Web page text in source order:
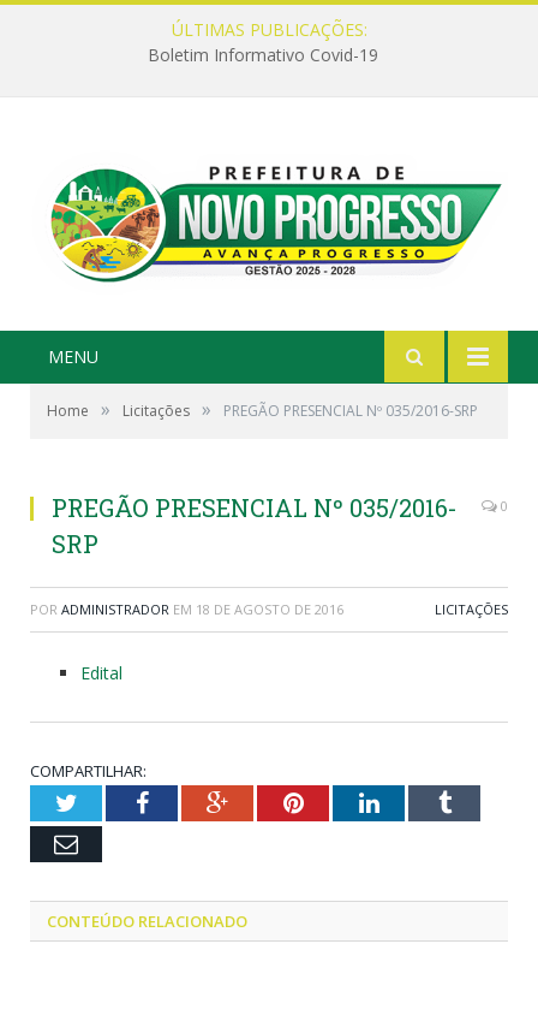
ÚLTIMAS PUBLICAÇÕES:
Boletim Informativo Covid-19
MENU
Home » Licitações » PREGÃO PRESENCIAL Nº 035/2016-SRP
PREGÃO PRESENCIAL Nº 035/2016-
SRP
0
POR ADMINISTRADOR EM 18 DE AGOSTO DE 2016 LICITAÇÕES
Edital
COMPARTILHAR:
TwitterFacebookGoogle+PinterestLinkedInTumblr
Email
CONTEÚDO RELACIONADO